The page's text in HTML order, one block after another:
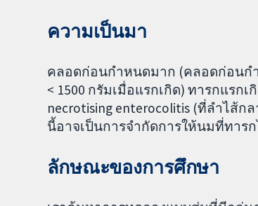
ความเป็นมา
คลอดก่อนกำหนดมาก (คลอดก่อนก
< 1500 กรัมเมื่อแรกเกิด) ทารกแรก
necrotising enterocolitis (ที่ลำไส้
นี้อาจเป็นการจำกัดการให้นมที่ทาร
ลักษณะของการศึกษา